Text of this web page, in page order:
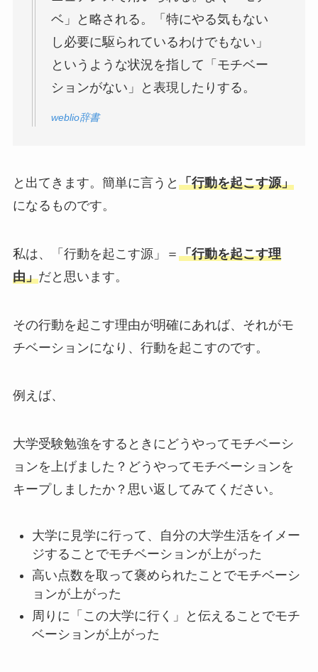
ベ」と略される。「特にやる気もない
し必要に駆られているわけでもない」
というような状況を指して「モチベー
ションがない」と表現したりする。
weblio辞書
と出てきます。簡単に言うと 「行動を起こす源」
になるものです。
私は、「行動を起こす源」＝ 「行動を起こす理
由」だと思います。
その行動を起こす理由が明確にあれば、それがモ
チベーションになり、行動を起こすのです。
例えば、
大学受験勉強をするときにどうやってモチベーシ
ョンを上げました？どうやってモチベーションを
キープしましたか？思い返してみてください。
大学に見学に行って、自分の大学生活をイメー
ジすることでモチベーションが上がった
高い点数を取って褒められたことでモチベーシ
ョンが上がった
周りに「この大学に行く」と伝えることでモチ
ベーションが上がった